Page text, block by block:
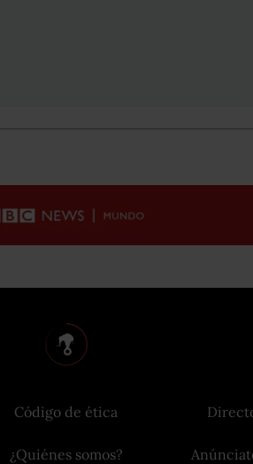
Código de ética
¿Quiénes somos?